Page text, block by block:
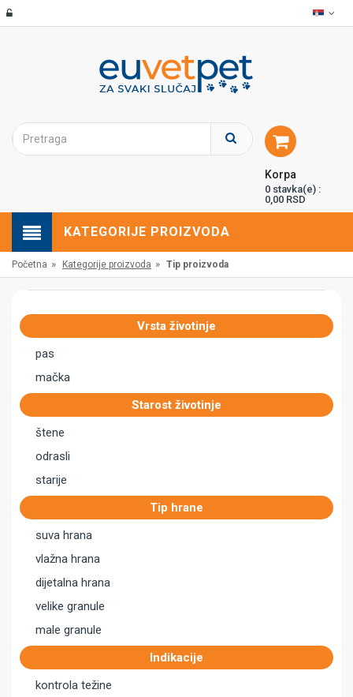
Korpa
0 stavka(e) :
0,00 RSD
KATEGORIJE PROIZVODA
Početna » Kategorije proizvoda » Tip proizvoda
Vrsta životinje
pas
mačka
Starost životinje
štene
odrasli
starije
Tip hrane
suva hrana
vlažna hrana
dijetalna hrana
velike granule
male granule
Indikacije
kontrola težine